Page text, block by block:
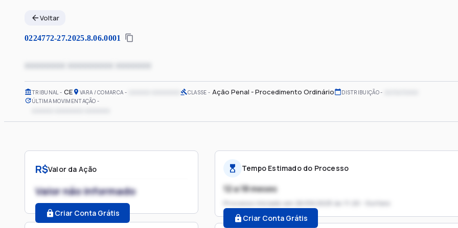
Voltar
0224772-27.2025.8.06.0001
xxxxxxxx xxxxxxxxx xxxxxxx
TRIBUNAL CE VARA / COMARCA CLASSE Ação Penal - Procedimento Ordinário DISTRIBUIÇÃO
ÚLTIMA MOVIMENTAÇÃO
R$Valor da Ação
Valor não informado
Criar Conta Grátis
Tempo Estimado do Processo
12 a 18 meses
Processo iniciado em 26/09/2025 às 11:20 - Sorteio
Criar Conta Grátis